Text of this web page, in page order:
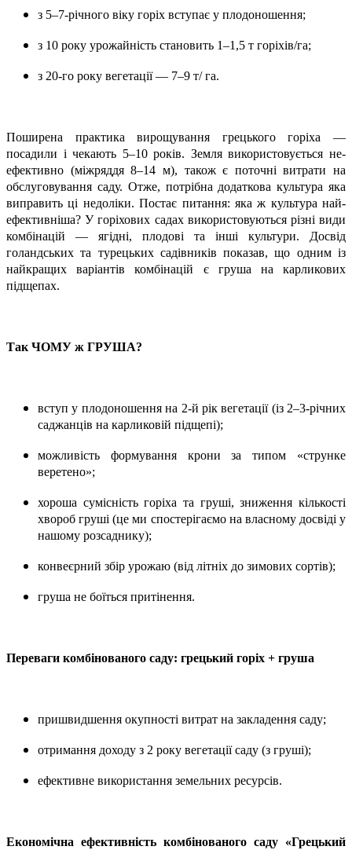
з 5–7-річного віку горіх вступає у плодоношення;
з 10 року урожайність становить 1–1,5 т горіхів/га;
з 20-го року вегетації — 7–9 т/ га.
Поширена практика вирощування грецького горіха —
посадили і чекають 5–10 років. Земля використовується не­
ефективно (міжряддя 8–14 м), також є поточні витрати на
обслуговування саду. Отже, потрібна додаткова культура яка
виправить ці недоліки. Постає питання: яка ж культура най­
ефективніша? У горіхових садах використовуються різні види
комбінацій — ягідні, плодові та інші культури. Досвід
голандських та турецьких садівників показав, що одним із
найкращих варіантів комбінацій є груша на карликових
підщепах.
Так ЧОМУ ж ГРУША?
вступ у плодоношення на 2-й рік вегетації (із 2–3-річних
саджанців на карликовій підщепі);
можливість формування крони за типом «струнке
веретено»;
хороша сумісність горіха та груші, зниження кількості
хвороб груші (це ми спостерігаємо на власному досвіді у
нашому розсаднику);
конвеєрний збір урожаю (від літніх до зимових сортів);
груша не боїться притінення.
Переваги комбінованого саду: грецький горіх + груша
пришвидшення окупності витрат на закладення саду;
отримання доходу з 2 року вегетації саду (з груші);
ефективне використання земельних ресурсів.
Економічна ефективність комбінованого саду «Грецький